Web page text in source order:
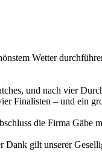
Wetter
und nach vier
Finalisten – und ein
die Firma Gäbe
gilt unserer